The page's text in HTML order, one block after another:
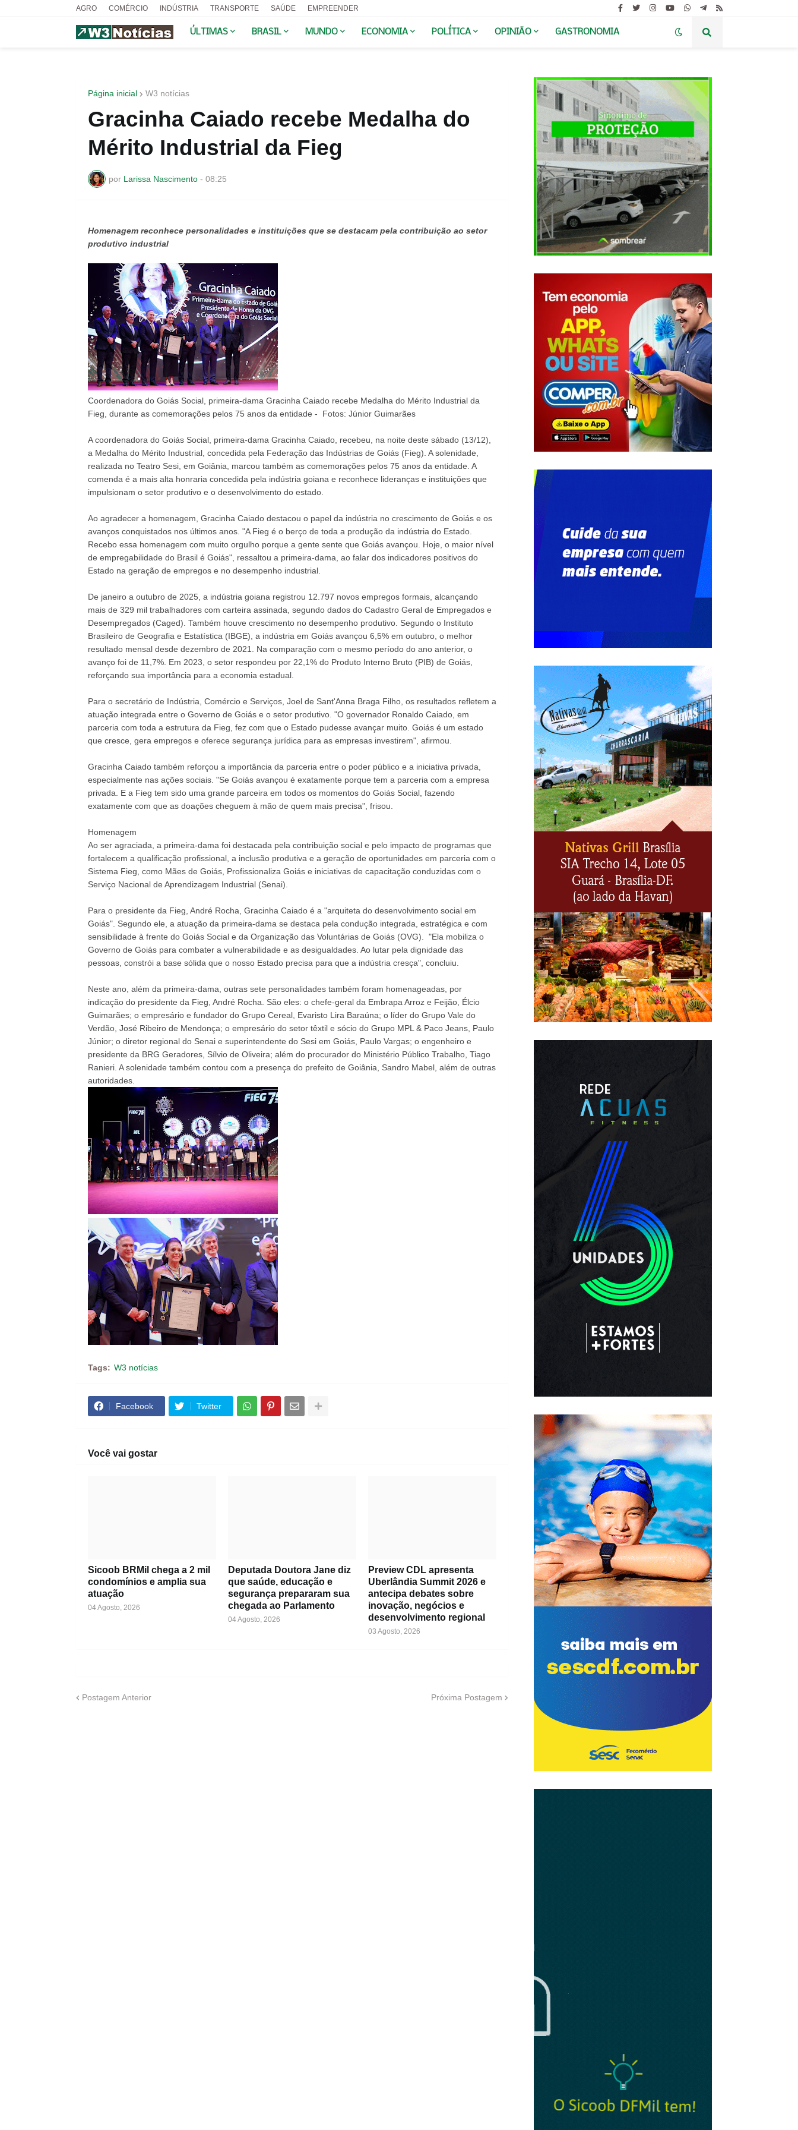
AGRO COMÉRCIO INDÚSTRIA TRANSPORTE SAÚDE EMPREENDER
ÚLTIMAS BRASIL MUNDO ECONOMIA POLÍTICA OPINIÃO GASTRONOMIA
Página inicial W3 notícias
Gracinha Caiado recebe Medalha do
Mérito Industrial da Fieg
por Larissa Nascimento - 08:25
Homenagem reconhece personalidades e instituições que se destacam pela contribuição ao setor
produtivo industrial
Coordenadora do Goiás Social, primeira-dama Gracinha Caiado recebe Medalha do Mérito Industrial da
Fieg, durante as comemorações pelos 75 anos da entidade - Fotos: Júnior Guimarães
A coordenadora do Goiás Social, primeira-dama Gracinha Caiado, recebeu, na noite deste sábado (13/12),
a Medalha do Mérito Industrial, concedida pela Federação das Indústrias de Goiás (Fieg). A solenidade,
realizada no Teatro Sesi, em Goiânia, marcou também as comemorações pelos 75 anos da entidade. A
comenda é a mais alta honraria concedida pela indústria goiana e reconhece lideranças e instituições que
impulsionam o setor produtivo e o desenvolvimento do estado.
Ao agradecer a homenagem, Gracinha Caiado destacou o papel da indústria no crescimento de Goiás e os
avanços conquistados nos últimos anos. "A Fieg é o berço de toda a produção da indústria do Estado.
Recebo essa homenagem com muito orgulho porque a gente sente que Goiás avançou. Hoje, o maior nível
de empregabilidade do Brasil é Goiás", ressaltou a primeira-dama, ao falar dos indicadores positivos do
Estado na geração de empregos e no desempenho industrial.
De janeiro a outubro de 2025, a indústria goiana registrou 12.797 novos empregos formais, alcançando
mais de 329 mil trabalhadores com carteira assinada, segundo dados do Cadastro Geral de Empregados e
Desempregados (Caged). Também houve crescimento no desempenho produtivo. Segundo o Instituto
Brasileiro de Geografia e Estatística (IBGE), a indústria em Goiás avançou 6,5% em outubro, o melhor
resultado mensal desde dezembro de 2021. Na comparação com o mesmo período do ano anterior, o
avanço foi de 11,7%. Em 2023, o setor respondeu por 22,1% do Produto Interno Bruto (PIB) de Goiás,
reforçando sua importância para a economia estadual.
Para o secretário de Indústria, Comércio e Serviços, Joel de Sant'Anna Braga Filho, os resultados refletem a
atuação integrada entre o Governo de Goiás e o setor produtivo. "O governador Ronaldo Caiado, em
parceria com toda a estrutura da Fieg, fez com que o Estado pudesse avançar muito. Goiás é um estado
que cresce, gera empregos e oferece segurança jurídica para as empresas investirem", afirmou.
Gracinha Caiado também reforçou a importância da parceria entre o poder público e a iniciativa privada,
especialmente nas ações sociais. "Se Goiás avançou é exatamente porque tem a parceria com a empresa
privada. E a Fieg tem sido uma grande parceira em todos os momentos do Goiás Social, fazendo
exatamente com que as doações cheguem à mão de quem mais precisa", frisou.
Homenagem
Ao ser agraciada, a primeira-dama foi destacada pela contribuição social e pelo impacto de programas que
fortalecem a qualificação profissional, a inclusão produtiva e a geração de oportunidades em parceria com o
Sistema Fieg, como Mães de Goiás, Profissionaliza Goiás e iniciativas de capacitação conduzidas com o
Serviço Nacional de Aprendizagem Industrial (Senai).
Para o presidente da Fieg, André Rocha, Gracinha Caiado é a "arquiteta do desenvolvimento social em
Goiás". Segundo ele, a atuação da primeira-dama se destaca pela condução integrada, estratégica e com
sensibilidade à frente do Goiás Social e da Organização das Voluntárias de Goiás (OVG). "Ela mobiliza o
Governo de Goiás para combater a vulnerabilidade e as desigualdades. Ao lutar pela dignidade das
pessoas, constrói a base sólida que o nosso Estado precisa para que a indústria cresça", concluiu.
Neste ano, além da primeira-dama, outras sete personalidades também foram homenageadas, por
indicação do presidente da Fieg, André Rocha. São eles: o chefe-geral da Embrapa Arroz e Feijão, Élcio
Guimarães; o empresário e fundador do Grupo Cereal, Evaristo Lira Baraúna; o líder do Grupo Vale do
Verdão, José Ribeiro de Mendonça; o empresário do setor têxtil e sócio do Grupo MPL & Paco Jeans, Paulo
Júnior; o diretor regional do Senai e superintendente do Sesi em Goiás, Paulo Vargas; o engenheiro e
presidente da BRG Geradores, Sílvio de Oliveira; além do procurador do Ministério Público Trabalho, Tiago
Ranieri. A solenidade também contou com a presença do prefeito de Goiânia, Sandro Mabel, além de outras
autoridades.
Tags: W3 notícias
Facebook Twitter
Você vai gostar
Sicoob BRMil chega a 2 mil
condomínios e amplia sua
atuação
04 Agosto, 2026
Deputada Doutora Jane diz
que saúde, educação e
segurança prepararam sua
chegada ao Parlamento
04 Agosto, 2026
Preview CDL apresenta
Uberlândia Summit 2026 e
antecipa debates sobre
inovação, negócios e
desenvolvimento regional
03 Agosto, 2026
Postagem Anterior Próxima Postagem